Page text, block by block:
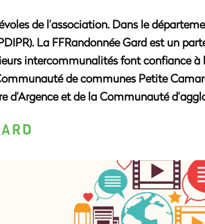
de l’association. Dans le
La FFRandonnée Gard est un
intercommunalités font confiance à
de communes Petite
et de la Communauté